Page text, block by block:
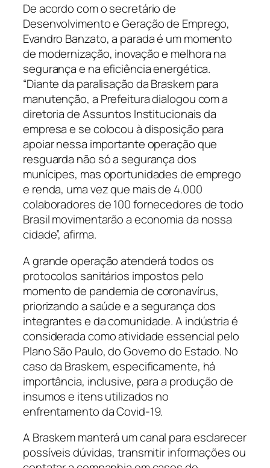
De acordo com o secretário de
Desenvolvimento e Geração de Emprego,
Evandro Banzato, a parada é um momento
de modernização, inovação e melhora na
segurança e na eficiência energética.
“Diante da paralisação da Braskem para
manutenção, a Prefeitura dialogou com a
diretoria de Assuntos Institucionais da
empresa e se colocou à disposição para
apoiar nessa importante operação que
resguarda não só a segurança dos
munícipes, mas oportunidades de emprego
e renda, uma vez que mais de 4.000
colaboradores de 100 fornecedores de todo
Brasil movimentarão a economia da nossa
cidade”, afirma.
A grande operação atenderá todos os
protocolos sanitários impostos pelo
momento de pandemia de coronavírus,
priorizando a saúde e a segurança dos
integrantes e da comunidade. A indústria é
considerada como atividade essencial pelo
Plano São Paulo, do Governo do Estado. No
caso da Braskem, especificamente, há
importância, inclusive, para a produção de
insumos e itens utilizados no
enfrentamento da Covid-19.
A Braskem manterá um canal para esclarecer
possíveis dúvidas, transmitir informações ou